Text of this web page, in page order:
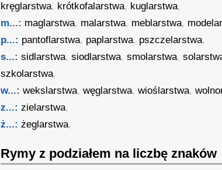
kręglarstwa, krótkofalarstwa, kuglarstwa,
m...: maglarstwa, malarstwa, meblarstwa,
p...: pantoflarstwa, paplarstwa, pszczelarstwa,
s...: sidlarstwa,siodlarstwa,smolarstwa,
szkolarstwa,
w...: wekslarstwa,węglarstwa,wioślarstwa,
z...: zielarstwa,
ż...: żeglarstwa,
Rymy z podziałem na liczbę znaków